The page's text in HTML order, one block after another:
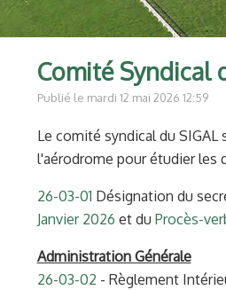
Comité Syndical
Publié le mardi 12 mai 2026 12:59
Le comité syndical du
l'aérodrome pour étudier les
26-03-01 Désignation du
Janvier 2026 et du Procès-
Administration Générale
26-03-02 - Règlement